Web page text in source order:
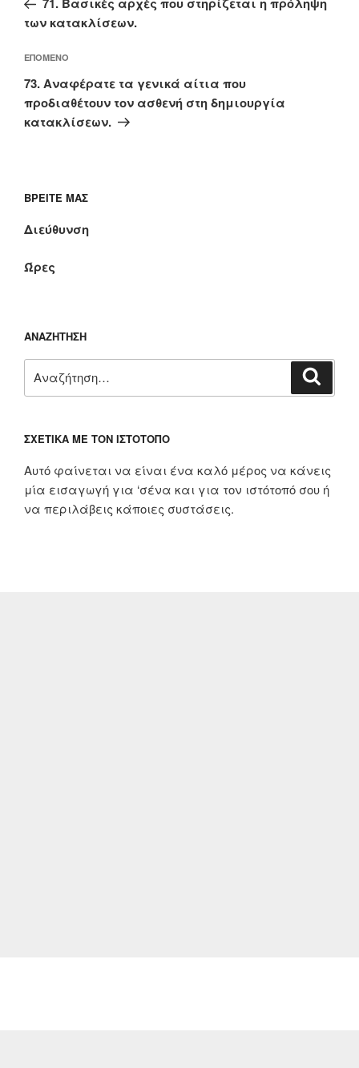
των κατακλίσεων.
Επόμενο
άρθρο
ΕΠΌΜΕΝΟ
73. Αναφέρατε τα γενικά αίτια που
προδιαθέτουν τον ασθενή στη δημιουργία
κατακλίσεων.
ΒΡΕΊΤΕ ΜΑΣ
Διεύθυνση
Ώρες
ΑΝΑΖΉΤΗΣΗ
για:
ΣΧΕΤΙΚΆ ΜΕ ΤΟΝ ΙΣΤΌΤΟΠΟ
Αυτό φαίνεται να είναι ένα καλό μέρος να κάνεις
μία εισαγωγή για ‘σένα και για τον ιστότοπό σου ή
να περιλάβεις κάποιες συστάσεις.